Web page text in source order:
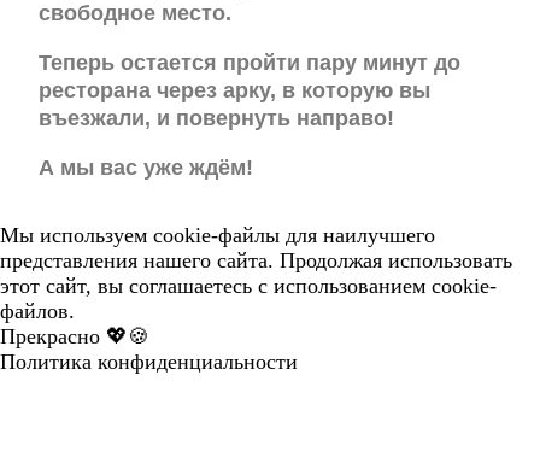
свободное место.
Теперь остается пройти пару минут до
ресторана через арку, в которую вы
въезжали, и повернуть направо!
А мы вас уже ждём!
Мы используем cookie-файлы для наилучшего
представления нашего сайта. Продолжая использовать
этот сайт, вы соглашаетесь с использованием cookie-
файлов.
Прекрасно 💖🍪
Политика конфиденциальности